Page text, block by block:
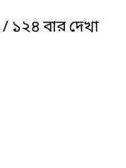
/ ১২৪ বার দেখা